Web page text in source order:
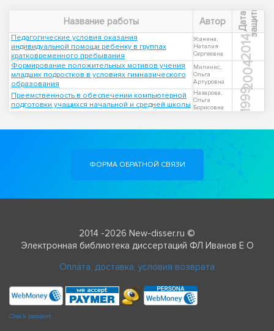
Название работы Автор Д
а
т
а
з
а
щ
и
т ы
Педагогические условия оказания
индивидуальной помощи ребенку в группах
кратковременного пребывания
Усанина,
Наталия
Сергеевна
2014
Формирование положительных мотивов учения
младших подростков в условиях гимназического
образования
Милинис,
Ольга
Артуровна
2004
Преемственность в обеспечении компьютерной
подготовки учащихся начальной и средней школы
Назарова,
Ольга
Борисовна
1999
ФОРМА ОБРАТНОЙ СВЯЗИ
2014 -2026 New-disser.ru ©
Электронная библиотека диссертаций ФЛ Иванов Е О
Оплата, доставка, условия возврата
Check passport